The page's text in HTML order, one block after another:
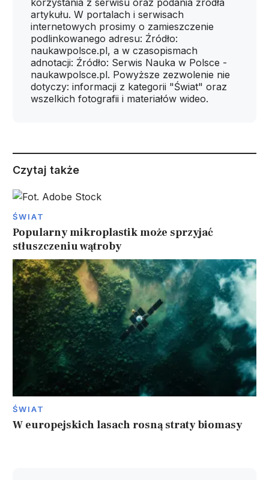
korzystania z serwisu oraz podania źródła
artykułu. W portalach i serwisach
internetowych prosimy o zamieszczenie
podlinkowanego adresu: Źródło:
naukawpolsce.pl, a w czasopismach
adnotacji: Źródło: Serwis Nauka w Polsce -
naukawpolsce.pl. Powyższe zezwolenie nie
dotyczy: informacji z kategorii "Świat" oraz
wszelkich fotografii i materiałów wideo.
Czytaj także
ŚWIAT
Popularny mikroplastik może sprzyjać
stłuszczeniu wątroby
ŚWIAT
W europejskich lasach rosną straty biomasy